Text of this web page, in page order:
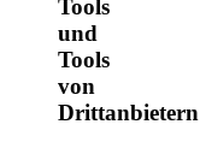
Tools
und
Tools
von
Drittanbietern